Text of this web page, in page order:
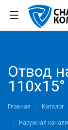
Отвод
110х15°
Главная Каталог
Наружная